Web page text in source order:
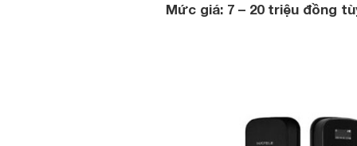
Mức giá: 7 – 20 triệu đồng